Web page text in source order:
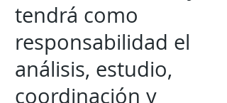
tendrá como
responsabilidad el
análisis, estudio,
coordinación y